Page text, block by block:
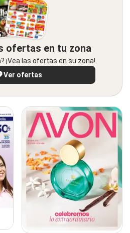
ofertas en tu zona
¡Vea las ofertas en su zona!
Ver ofertas